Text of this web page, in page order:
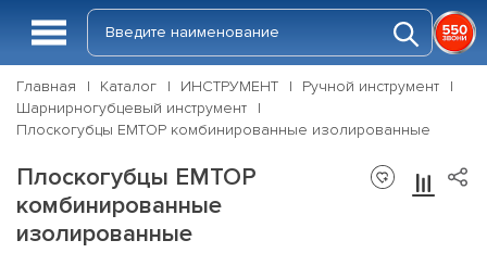
Главная Каталог ИНСТРУМЕНТ
Ручной инструмент
Шарнирногубцевый инструмент
Плоскогубцы EMTOP комбинированные изолированные
Плоскогубцы EMTOP
комбинированные
изолированные